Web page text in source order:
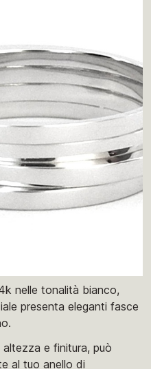
nelle tonalità bianco,
presenta eleganti fasce
e finitura, può
al tuo anello di